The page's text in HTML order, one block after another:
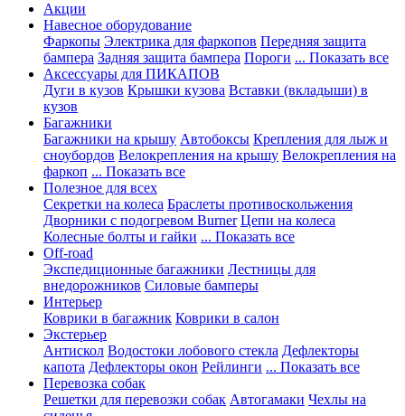
Акции
Навесное оборудование
Фаркопы Электрика для фаркопов Передняя защита
бампера Задняя защита бампера Пороги ... Показать все
Аксессуары для ПИКАПОВ
Дуги в кузов Крышки кузова Вставки (вкладыши) в
кузов
Багажники
Багажники на крышу Автобоксы Крепления для лыж и
сноубордов Велокрепления на крышу Велокрепления на
фаркоп ... Показать все
Полезное для всех
Секретки на колеса Браслеты противоскольжения
Дворники с подогревом Burner Цепи на колеса
Колесные болты и гайки ... Показать все
Off-road
Экспедиционные багажники Лестницы для
внедорожников Силовые бамперы
Интерьер
Коврики в багажник Коврики в салон
Экстерьер
Антискол Водостоки лобового стекла Дефлекторы
капота Дефлекторы окон Рейлинги ... Показать все
Перевозка собак
Решетки для перевозки собак Автогамаки Чехлы на